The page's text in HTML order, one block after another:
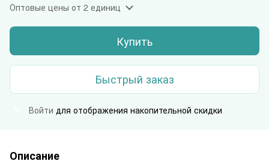
Оптовые цены от 2 единиц
Купить
Быстрый заказ
Войти для отображения накопительной скидки
Описание